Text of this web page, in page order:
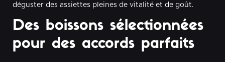
déguster des assiettes pleines de vitalité et de goût.
Des boissons sélectionnées
pour des accords parfaits